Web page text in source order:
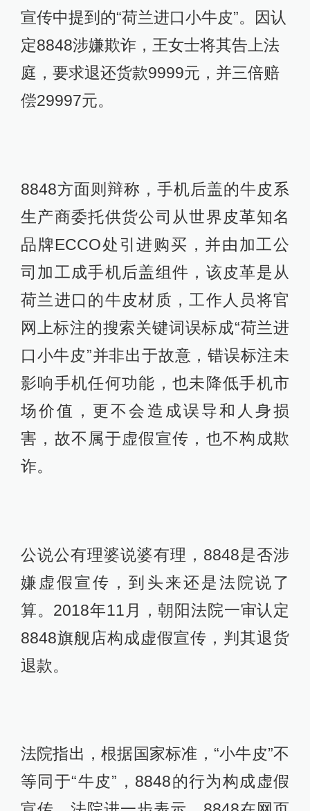
宣传中提到的“荷兰进口小牛皮”。因认
定8848涉嫌欺诈，王女士将其告上法
庭，要求退还货款9999元，并三倍赔
偿29997元。
8848方面则辩称，手机后盖的牛皮系
生产商委托供货公司从世界皮革知名
品牌ECCO处引进购买，并由加工公
司加工成手机后盖组件，该皮革是从
荷兰进口的牛皮材质，工作人员将官
网上标注的搜索关键词误标成“荷兰进
口小牛皮”并非出于故意，错误标注未
影响手机任何功能，也未降低手机市
场价值，更不会造成误导和人身损
害，故不属于虚假宣传，也不构成欺
诈。
公说公有理婆说婆有理，8848是否涉
嫌虚假宣传，到头来还是法院说了
算。2018年11月，朝阳法院一审认定
8848旗舰店构成虚假宣传，判其退货
退款。
法院指出，根据国家标准，“小牛皮”不
等同于“牛皮”，8848的行为构成虚假